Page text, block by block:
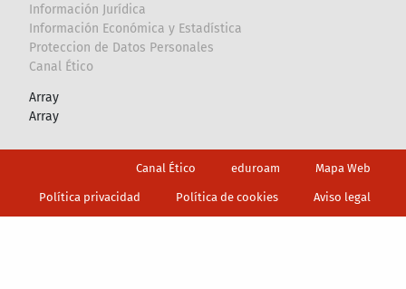
Información Jurídica
Información Económica y Estadística
Proteccion de Datos Personales
Canal Ético
Array
Array
Canal Ético eduroam Mapa Web
Política privacidad Política de cookies Aviso legal